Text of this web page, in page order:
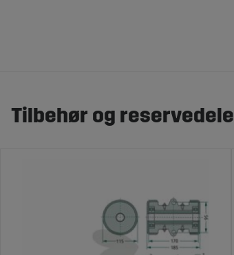
Tilbehør og reservedele